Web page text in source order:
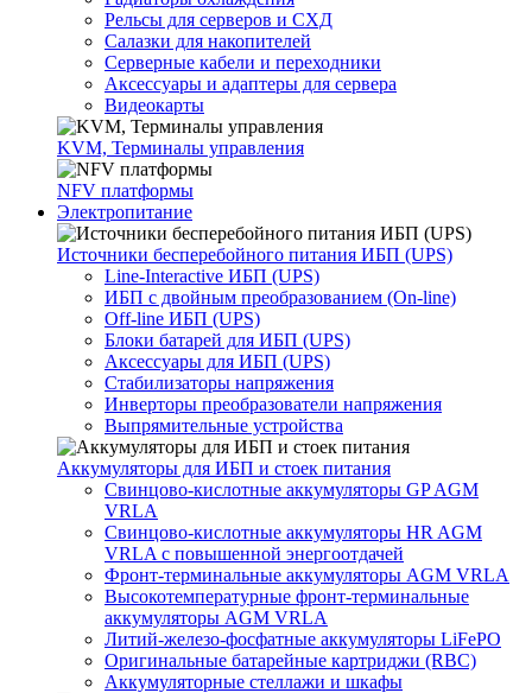
Рельсы для серверов и СХД
Салазки для накопителей
Серверные кабели и переходники
Аксессуары и адаптеры для сервера
Видеокарты
KVM, Терминалы управления
NFV платформы
Электропитание
Источники бесперебойного питания ИБП (UPS)
Line-Interactive ИБП (UPS)
ИБП с двойным преобразованием (On-line)
Off-line ИБП (UPS)
Блоки батарей для ИБП (UPS)
Аксессуары для ИБП (UPS)
Стабилизаторы напряжения
Инверторы преобразователи напряжения
Выпрямительные устройства
Аккумуляторы для ИБП и стоек питания
Свинцово-кислотные аккумуляторы GP AGM
VRLA
Свинцово-кислотные аккумуляторы HR AGM
VRLA с повышенной энергоотдачей
Фронт-терминальные аккумуляторы AGM VRLA
Высокотемпературные фронт-терминальные
аккумуляторы AGM VRLA
Литий-железо-фосфатные аккумуляторы LiFePO
Оригинальные батарейные картриджи (RBC)
Аккумуляторные стеллажи и шкафы